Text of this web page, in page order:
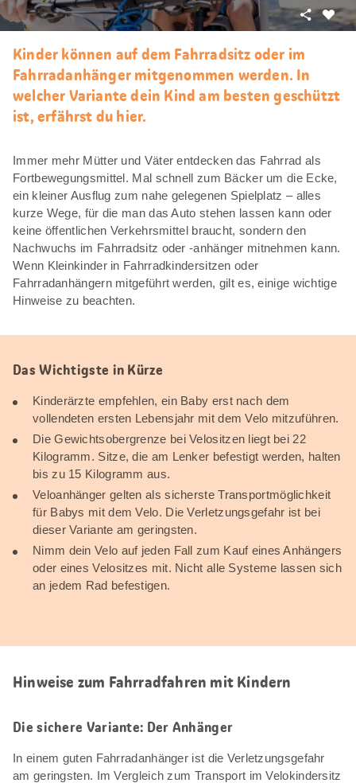
Als
Teilen
Kinder können auf dem Fahrradsitz oder im
Fahrradanhänger mitgenommen werden. In
welcher Variante dein Kind am besten geschützt
ist, erfährst du hier.
Immer mehr Mütter und Väter entdecken das Fahrrad als
Fortbewegungsmittel. Mal schnell zum Bäcker um die Ecke,
ein kleiner Ausflug zum nahe gelegenen Spielplatz – alles
kurze Wege, für die man das Auto stehen lassen kann oder
keine öffentlichen Verkehrsmittel braucht, sondern den
Nachwuchs im Fahrradsitz oder -anhänger mitnehmen kann.
Wenn Kleinkinder in Fahrradkindersitzen oder
Fahrradanhängern mitgeführt werden, gilt es, einige wichtige
Hinweise zu beachten.
Das Wichtigste in Kürze
Kinderärzte empfehlen, ein Baby erst nach dem
vollendeten ersten Lebensjahr mit dem Velo mitzuführen.
Die Gewichtsobergrenze bei Velositzen liegt bei 22
Kilogramm. Sitze, die am Lenker befestigt werden, halten
bis zu 15 Kilogramm aus.
Veloanhänger gelten als sicherste Transportmöglichkeit
für Babys mit dem Velo. Die Verletzungsgefahr ist bei
dieser Variante am geringsten.
Nimm dein Velo auf jeden Fall zum Kauf eines Anhängers
oder eines Velositzes mit. Nicht alle Systeme lassen sich
an jedem Rad befestigen.
Hinweise zum Fahrradfahren mit Kindern
Die sichere Variante: Der Anhänger
In einem guten Fahrradanhänger ist die Verletzungsgefahr
am geringsten. Im Vergleich zum Transport im Velokindersitz